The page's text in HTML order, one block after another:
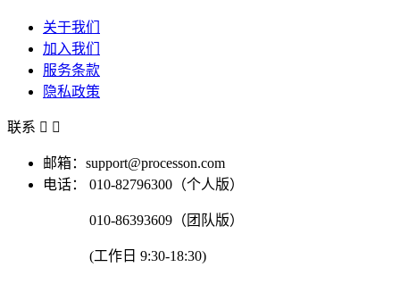
关于我们
加入我们
服务条款
隐私政策
联系  
邮箱：support@processon.com
电话：
010-82796300（个人版）
010-86393609（团队版）
(工作日 9:30-18:30)